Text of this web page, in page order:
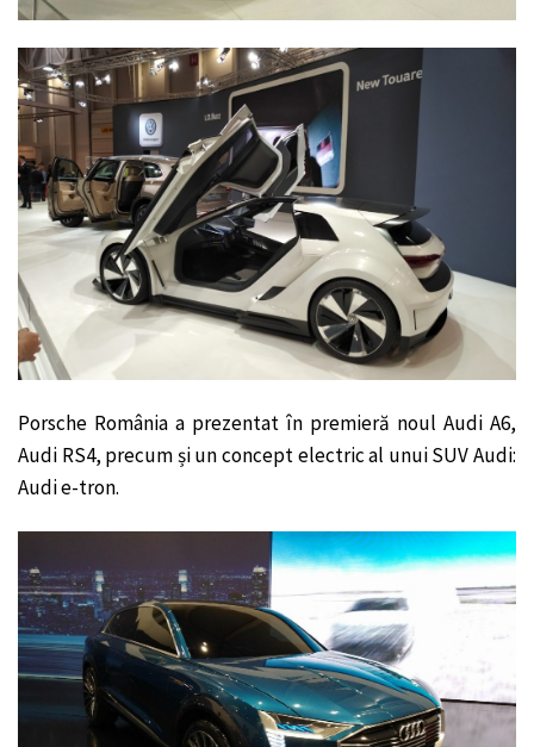
Porsche România a prezentat în premieră noul Audi A6,
Audi RS4, precum și un concept electric al unui SUV Audi:
Audi e-tron.